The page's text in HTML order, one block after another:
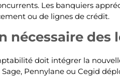
Les banquiers
ou de lignes de crédit.
nécessaire des
doit intégrer la
Pennylane ou Cegid